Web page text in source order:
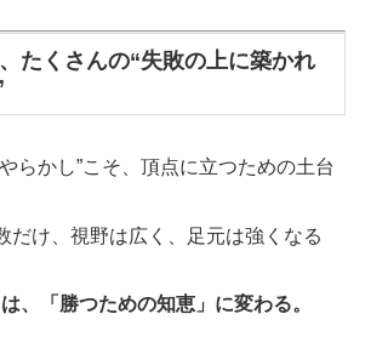
たくさんの“失敗の上に築かれ
らかし”こそ、頂点に立つための土台
だけ、視野は広く、足元は強くなる
、「勝つための知恵」に変わる。